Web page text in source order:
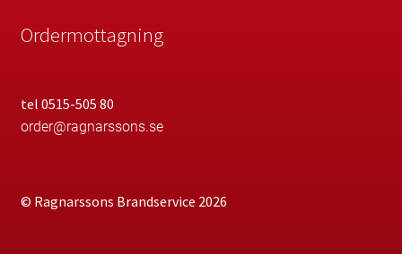
Ordermottagning
tel 0515-505 80
order@ragnarssons.se
© Ragnarssons Brandservice 2026